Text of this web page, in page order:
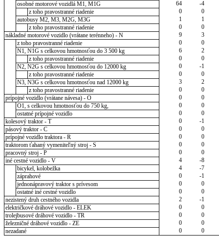
osobné motorové vozidlá M1, M1G
64
-4
z toho pravostranné riadenie
0
0
autobusy M2, M3, M2G, M3G
1
1
z toho pravostranné riadenie
0
0
nákladné motorové vozidlo (vrátane terénneho) - N
9
3
z toho pravostranné riadenie
0
0
N1, N1G s celkovou hmotnosťou do 3 500 kg
6
2
z toho pravostranné riadenie
0
0
N2, N2G s celkovou hmotnosťou do 12000 kg
0
-1
z toho pravostranné riadenie
0
0
N3, N3G s celkovou hmotnosťou nad 12000 kg
3
2
z toho pravostranné riadenie
0
0
prípojné vozidlo (vrátane návesa) - O
0
0
O1, s celkovou hmotnosťou do 750 kg,
0
0
ostatné prípojné vozidlo
0
0
kolesový traktor - T
0
-1
pásový traktor - C
0
0
prípojné vozidlo traktora - R
0
0
traktorom ťahaný vymeniteľný stroj - S
0
0
pracovný stroj - P
0
0
iné cestné vozidlo - V
4
-8
bicykel, kolobežka
4
-7
záprahové
0
-1
jednonápravový traktor s prívesom
0
0
ostatné iné cestné vozidlo
0
0
nezistený druh cestného vozidla
2
-1
električkové dráhové vozidlo - ELEK
0
0
trolejbusové dráhové vozidlo - TR
0
0
železničné dráhové vozidlo - ZE
0
0
nezadané
0 0